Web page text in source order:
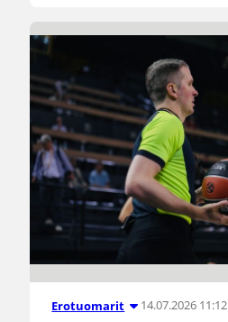
Erotuomarit 14.07.2026 11:12